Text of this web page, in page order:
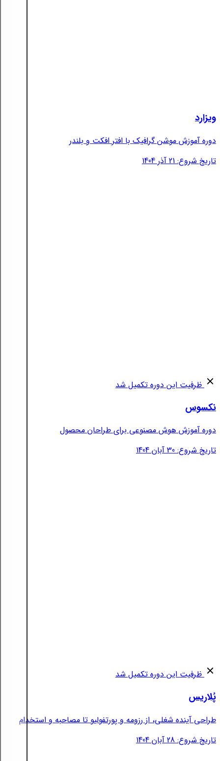
ویزارد
دوره آموزش موشن گرافیک با افتر افکت و بلندر
تاریخ شروع: 21 آذر 1404
ظرفیت این دوره تکمیل شد
نکسوس
دوره آموزش هوش مصنوعی برای طراحان محصول
تاریخ شروع: 30 آبان 1404
ظرفیت این دوره تکمیل شد
پُلاریس
طراحی آینده شغلی، از رزومه و پورتفولیو تا مصاحبه و استخدام
تاریخ شروع: 28 آبان 1404